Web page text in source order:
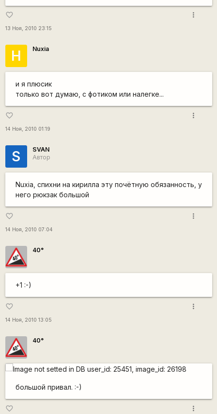
favorite_border
13 Ноя, 2010 23:15
more_vert
Н Nuxia
и я плюсик
только вот думаю, с фотиком или налегке...
favorite_border
14 Ноя, 2010 01:19
more_vert
S
SVAN
Автор
Nuxia, спихни на кирилла эту почётную обязанность, у
него рюкзак большой
favorite_border
14 Ноя, 2010 07:04
more_vert
40°
+1 :-)
favorite_border
14 Ноя, 2010 13:05
more_vert
40°
большой привал. :-)
favorite_border more_vert